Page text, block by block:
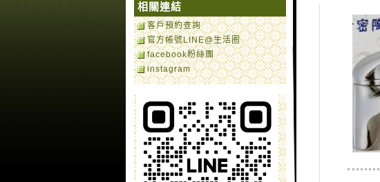
相關連結
客戶預約查詢
官方帳號LINE@生活圈
facebook粉絲團
instagram